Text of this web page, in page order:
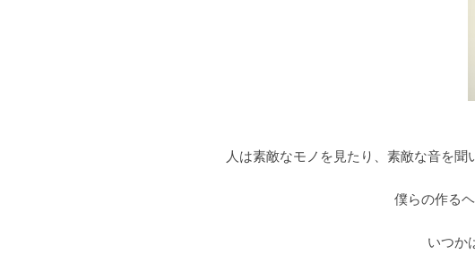
人は素敵なモノを見たり、素敵な音を
僕らの作る
いつか